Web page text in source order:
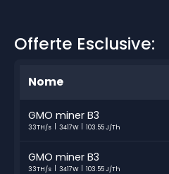
Offerte Esclusive:
Nome
GMO miner B3
33TH/s 3417W 103.55 J/Th
GMO miner B3
33TH/s 3417W 103.55 J/Th